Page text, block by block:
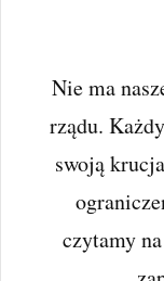
MIEJSCE
Nie ma